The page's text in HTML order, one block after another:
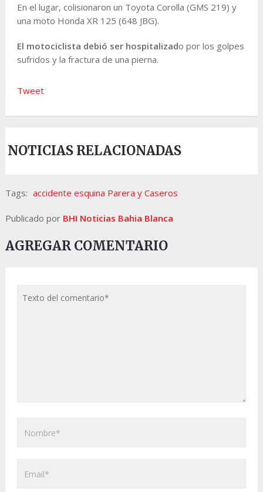
En el lugar, colisionaron un Toyota Corolla (GMS 219) y
una moto Honda XR 125 (648 JBG).
El motociclista debió ser hospitalizado por los golpes
sufridos y la fractura de una pierna.
Tweet
NOTICIAS RELACIONADAS
Tags: accidente esquina Parera y Caseros
Publicado por BHI Noticias Bahia Blanca
AGREGAR COMENTARIO